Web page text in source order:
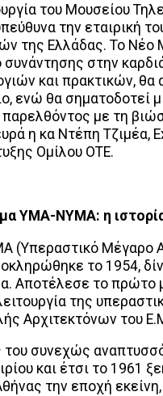
του Μουσείου
την εταιρική
της Ελλάδας. Το Νέο
στην
και πρακτικών, θα
ενώ θα
με τη
η κα Ντέπη Τζιμέα,
Ομίλου ΟΤΕ.
ΥΜΑ-ΝΥΜΑ: η
(Υπεραστικό Μέγαρο
το 1954,
Αποτέλεσε το πρώτο
της
Αρχιτεκτόνων του
του συνεχώς
και έτσι το 1961
την εποχή